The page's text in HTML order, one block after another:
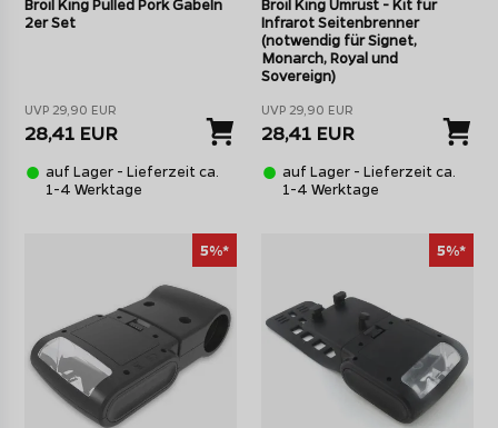
Broil King Pulled Pork Gabeln
2er Set
UVP 29,90 EUR
28,41 EUR
auf Lager - Lieferzeit ca.
1-4 Werktage
Broil King Umrüst - Kit für
Infrarot Seitenbrenner
(notwendig für Signet,
Monarch, Royal und
Sovereign)
UVP 29,90 EUR
28,41 EUR
auf Lager - Lieferzeit ca.
1-4 Werktage
5%* 5%*